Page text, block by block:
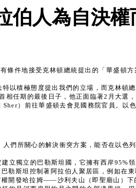
人為自決權
件地接受克林頓總統提出的「華盛頓
以積極態度提出我們的立場，而克林頓
任期的最後日子，他正面臨著2月大選
）前往華盛頓去會見國務院官員。以
們所關心的解決衝突方案，能否在以色
獨立的巴勒斯坦國，它擁有西岸95%
勒斯坦控制著阿拉伯人聚居區，例如
開發哈拉姆——沙利夫山（即聖廟山）下